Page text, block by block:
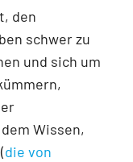
den
schwer zu
und sich um
Wissen,
die von